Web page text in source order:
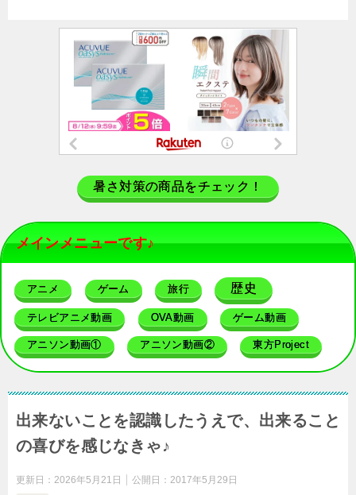
暑さ対策の商品をチェック！
メインメニューです♪
アニメ ゲーム 旅行 歴史
テレビアニメ動画 OVA動画 ゲーム動画
アニソン動画① アニソン動画② 東方Project
出来ないことを認識したうえで、出来ること
の喜びを感じなきゃ♪
更新日： 2026年5月21日 公開日： 2017年5月29日